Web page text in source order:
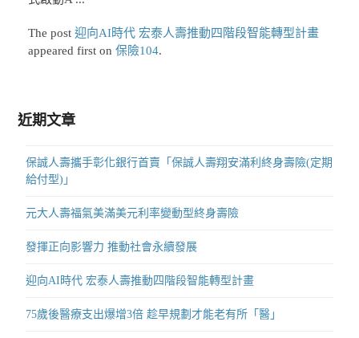
The post 迎向AI時代 宏泰人壽推動四階段智能轉型計畫
appeared first on 保險104.
近期文章
保誠人壽攜手彰化銀行首賣「保誠人壽翔安滿利終身壽險(定期
給付型)」
元大人壽福氣美滿美元利率變動型終身壽險
發揮正向影響力 推動社會永續發展
迎向AI時代 宏泰人壽推動四階段智能轉型計畫
75歲後醫療支出爆增3倍 趁早規劃才能老有所「醫」